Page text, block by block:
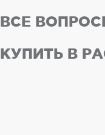
ВСЕ
КУПИТЬ В